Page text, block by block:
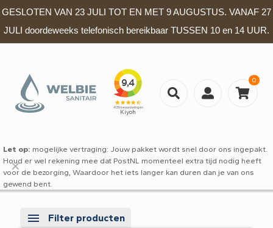
GESLOTEN VAN 23 JULI TOT EN MET 9 AUGUSTUS. VANAF 27
JULI doordeweeks telefonisch bereikbaar TUSSEN 10 en 14 UUR.
0
Let op: mogelijke vertraging: Jouw pakket wordt snel door ons ingepakt.
Houd er wel rekening mee dat PostNL momenteel extra tijd nodig heeft
voor de bezorging, Waardoor het iets langer kan duren dan je van ons
gewend bent.
✕
Filter producten